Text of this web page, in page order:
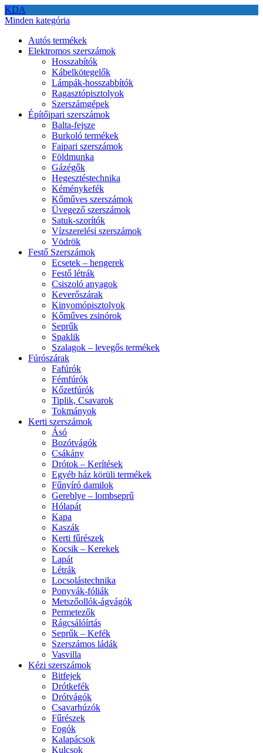
KDA
Minden kategória
Autós termékek
Elektromos szerszámok
Hosszabítók
Kábelkötegelők
Lámpák-hosszabbítók
Ragasztópisztolyok
Szerszámgépek
Építőipari szerszámok
Balta-fejsze
Burkoló termékek
Faipari szerszámok
Földmunka
Gázégők
Hegesztéstechnika
Kéménykefék
Kőműves szerszámok
Üvegező szerszámok
Satuk-szorítók
Vízszerelési szerszámok
Vödrök
Festő Szerszámok
Ecsetek – hengerek
Festő létrák
Csiszoló anyagok
Keverőszárak
Kinyomópisztolyok
Kőműves zsinórok
Seprűk
Spaklik
Szalagok – levegős termékek
Fúrószárak
Fafúrók
Fémfúrók
Kőzetfúrók
Tiplik, Csavarok
Tokmányok
Kerti szerszámok
Ásó
Bozótvágók
Csákány
Drótok – Kerítések
Egyéb ház körüli termékek
Fűnyíró damilok
Gereblye – lombseprű
Hólapát
Kapa
Kaszák
Kerti fűrészek
Kocsik – Kerekek
Lapát
Létrák
Locsolástechnika
Ponyvák-fóliák
Metszőollók-ágvágók
Permetezők
Rágcsálóírtás
Seprűk – Kefék
Szerszámos ládák
Vasvilla
Kézi szerszámok
Bitfejek
Drótkefék
Drótvágók
Csavarhúzók
Fűrészek
Fogók
Kalapácsok
Kulcsok